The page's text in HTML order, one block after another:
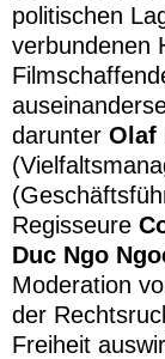
politischen
verbundenen
darunter Olaf
Regisseure
Duc Ngo
Moderation
der
Freiheit